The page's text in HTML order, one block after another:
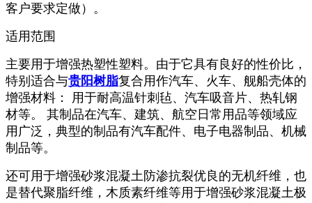
客户要求定做）。
适用范围
主要用于增强热塑性塑料。由于它具有良好的性价比，
特别适合与贵阳树脂复合用作汽车、火车、舰船壳体的
增强材料： 用于耐高温针刺毡、汽车吸音片、热轧钢
材等。 其制品在汽车、建筑、航空日常用品等领域应
用广泛，典型的制品有汽车配件、电子电器制品、机械
制品等。
还可用于增强砂浆混凝土防渗抗裂优良的无机纤维，也
是替代聚脂纤维，木质素纤维等用于增强砂浆混凝土极